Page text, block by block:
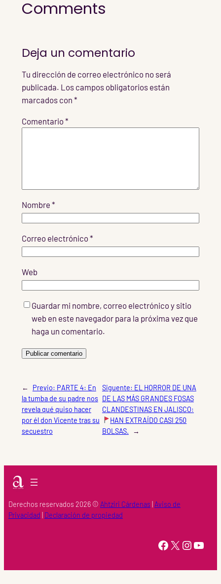
Comments
Deja un comentario
Tu dirección de correo electrónico no será
publicada. Los campos obligatorios están
marcados con *
Comentario *
Nombre *
Correo electrónico *
Web
Guardar mi nombre, correo electrónico y sitio
web en este navegador para la próxima vez que
haga un comentario.
← Previo: PARTE 4: En
la tumba de su padre nos
revela qué quiso hacer
por él don Vicente tras su
secuestro
Siguente: EL HORROR DE UNA
DE LAS MÁS GRANDES FOSAS
CLANDESTINAS EN JALISCO:
HAN EXTRAÍDO CASI 250
BOLSAS.
→
Derechos reservados 2026 © Ahtziri Cárdenas Aviso de
Privacidad Declaración de propiedad
https://www.facebook.com/Ahtziri-Cardenas-147415518616960/ X Instagram YouTube